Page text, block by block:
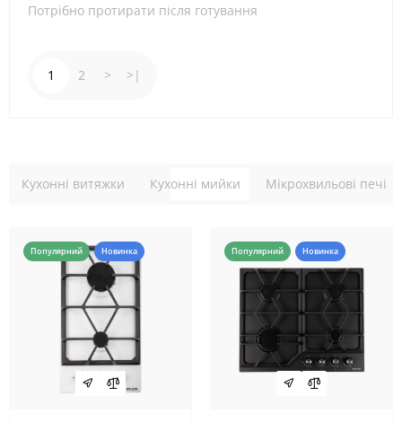
Потрібно протирати після готування
1 2 > >|
Кухонні витяжки Кухонні мийки Мікрохвильові печі
Популярний Новинка Популярний Новинка